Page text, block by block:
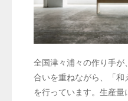
全国津々浦々の作り手が
合いを重ねながら、「和
を行っています。生産量